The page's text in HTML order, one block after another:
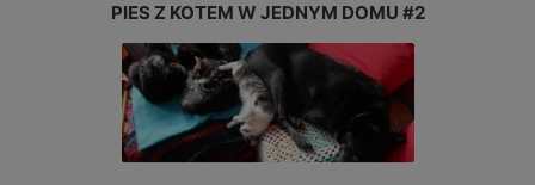
PIES Z KOTEM W JEDNYM DOMU #2